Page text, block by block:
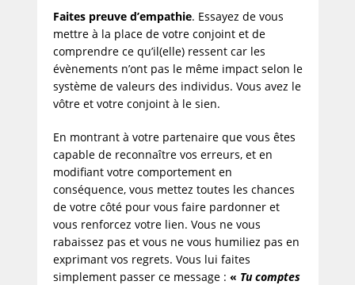
Faites preuve d’empathie. Essayez de vous
mettre à la place de votre conjoint et de
comprendre ce qu’il(elle) ressent car les
évènements n’ont pas le même impact selon le
système de valeurs des individus. Vous avez le
vôtre et votre conjoint à le sien.
En montrant à votre partenaire que vous êtes
capable de reconnaître vos erreurs, et en
modifiant votre comportement en
conséquence, vous mettez toutes les chances
de votre côté pour vous faire pardonner et
vous renforcez votre lien. Vous ne vous
rabaissez pas et vous ne vous humiliez pas en
exprimant vos regrets. Vous lui faites
simplement passer ce message : « Tu comptes